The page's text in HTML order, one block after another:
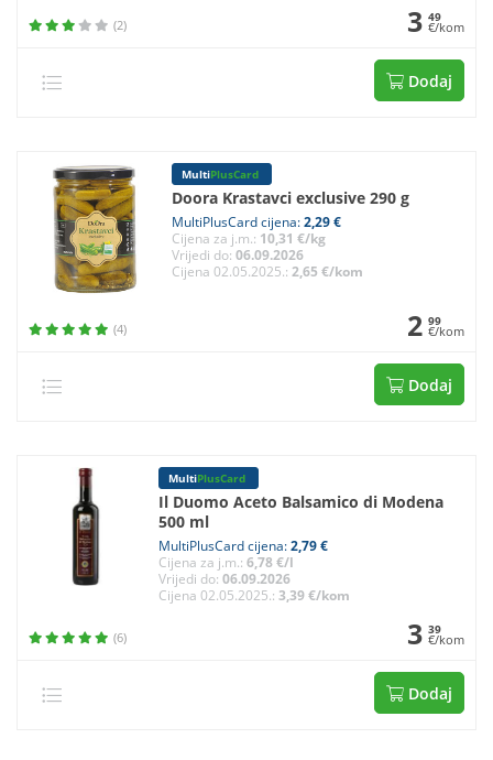
(2) 3 49
€/kom
Dodaj
MultiPlusCard
Doora Krastavci exclusive 290 g
MultiPlusCard cijena:2,29 €
Cijena za j.m.: 10,31 €/kg
Vrijedi do: 06.09.2026
Cijena 02.05.2025.: 2,65 €/kom
(4) 2 99
€/kom
Dodaj
MultiPlusCard
Il Duomo Aceto Balsamico di Modena
500 ml
MultiPlusCard cijena:2,79 €
Cijena za j.m.: 6,78 €/l
Vrijedi do: 06.09.2026
Cijena 02.05.2025.: 3,39 €/kom
(6) 3 39
€/kom
Dodaj